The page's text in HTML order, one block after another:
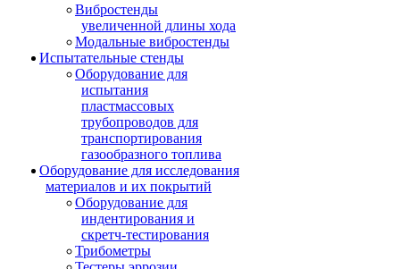
Вибростенды
увеличенной длины хода
Модальные вибростенды
Испытательные стенды
Оборудование для
испытания
пластмассовых
трубопроводов для
транспортирования
газообразного топлива
Оборудование для исследования
материалов и их покрытий
Оборудование для
индентирования и
скретч-тестирования
Трибометры